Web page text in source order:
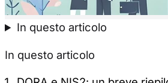
In questo articolo
In questo articolo